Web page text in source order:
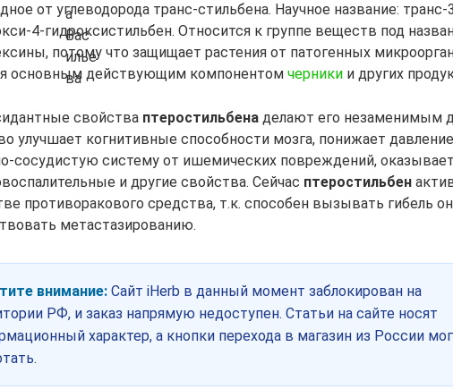
от углеводорода транс-стильбена. Научное название: транс-
4-гидроксистильбен. Относится к группе веществ под
потому что защищает растения от патогенных
основным действующим компонентом черники и других
свойства птеростильбена делают его незаменимым
улучшает когнитивные способности мозга, понижает
сосудистую систему от ишемических повреждений, оказывает
и другие свойства. Сейчас птеростильбен
противоракового средства, т.к. способен вызывать гибель
метастазированию.
внимание: Сайт iHerb в данный момент заблокирован на
РФ, и заказ напрямую недоступен. Статьи на сайте носят
характер, а кнопки перехода в магазин из России